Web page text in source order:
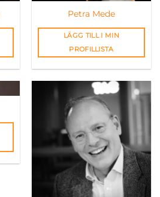
Petra Mede
LÄGG TILL I MIN
PROFILLISTA